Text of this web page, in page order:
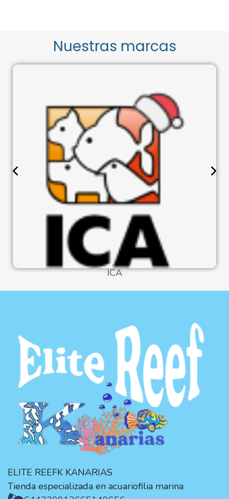
Nuestras marcas
ICA
ELITE REEFK KANARIAS
Tienda especializada en acuariofilia marina